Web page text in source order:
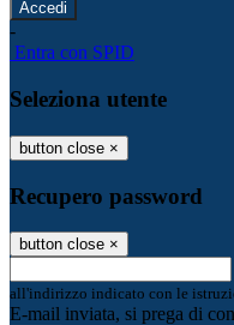
-
Entra con SPID
Seleziona utente
button close ×
Recupero password
button close ×
all'indirizzo indicato con le
E-mail inviata, si prega di